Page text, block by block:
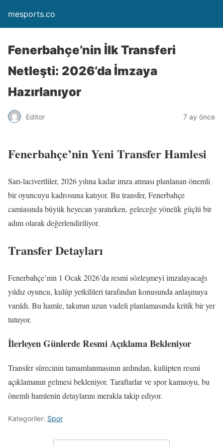
mesports.co
Fenerbahçe’nin İlk Transferi
Netleşti: 2026’da İmzaya
Hazırlanıyor
Editor 7 ay önce
Fenerbahçe’nin Yeni Transfer Hamlesi
Sarı-lacivertliler, 2026 yılına kadar imza atması planlanan önemli
bir oyuncuyu kadrosuna katıyor. Bu transfer, Fenerbahçe
camiasında büyük heyecan yaratırken, geleceğe yönelik güçlü bir
adım olarak değerlendiriliyor.
Transfer Detayları
Fenerbahçe’nin 1 Ocak 2026’da resmi sözleşmeyi imzalayacağı
yıldız oyuncu, kulüp yetkilileri tarafından konusunda anlaşmaya
varıldı. Bu hamle, takımın uzun vadeli planlamasında kritik bir yer
tutuyor.
İlerleyen Günlerde Resmi Açıklama Bekleniyor
Transfer sürecinin tamamlanmasının ardından, kulüpten resmi
açıklamanın gelmesi bekleniyor. Taraftarlar ve spor kamuoyu, bu
önemli hamlenin detaylarını merakla takip ediyor.
Kategoriler: Spor